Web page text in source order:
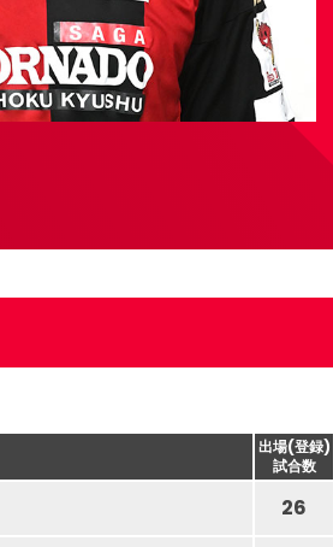
出場(登録)
試合数
26